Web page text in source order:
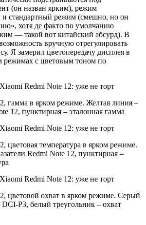
(он назван ярким), режим
стандартный режим (смешно, но он
хотя де факто по умолчанию
— такой вот китайский абсурд). В
вручную отрегулировать
Я замерил цветопередачу дисплея в
режимах с цветовым тоном по
гамма в ярком режиме. Желтая линия –
12, пунктирная – эталонная гамма
цветовая температура в ярком режиме.
Redmi Note 12, пунктирная –
цветовой охват в ярком режиме. Серый
DCI-P3, белый треугольник – охват